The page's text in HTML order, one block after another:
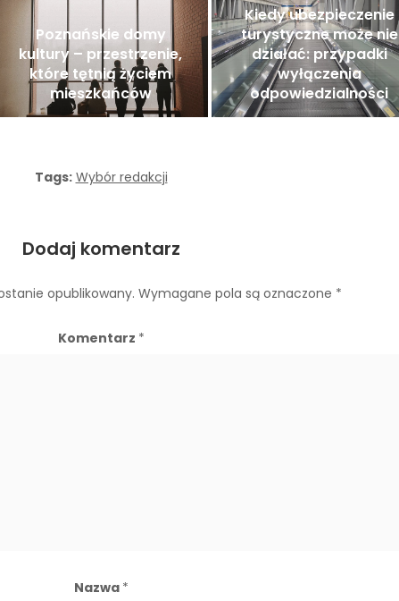
Poznańskie domy
kultury – przestrzenie,
które tętnią życiem
mieszkańców
Kiedy ubezpieczenie
turystyczne może nie
działać: przypadki
wyłączenia
odpowiedzialności
Tags: Wybór redakcji
Dodaj komentarz
opublikowany. Wymagane pola są oznaczone *
Komentarz *
Nazwa *